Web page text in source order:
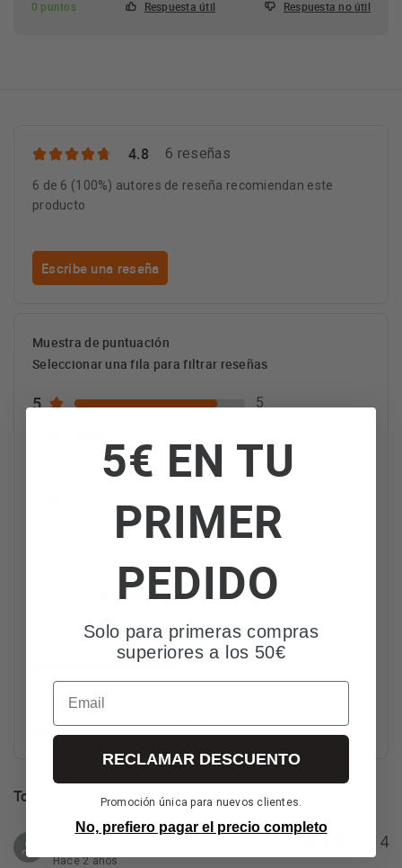
0 puntos Respuesta útil Respuesta no útil
4.8 6 reseñas
6 de 6 (100%) autores de reseña recomiendan este
producto
Escribe una reseña
Muestra de puntuación
Seleccionar una fila para filtrar reseñas
5 5
0
4,80
Calidad del producto
4,83
Valor del producto
4,67
Todas las reseñas1-8 de 6 reseñas
Carlota0
Hace 2 años
4
5€ EN TU
PRIMER
PEDIDO
Solo para primeras compras
superiores a los 50€
Email
RECLAMAR DESCUENTO
Promoción única para nuevos clientes.
No, prefiero pagar el precio completo